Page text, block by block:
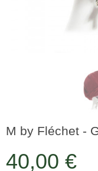
M by Fléchet -
40,00 €